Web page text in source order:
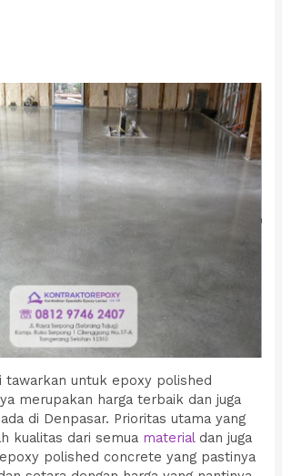
tawarkan untuk epoxy polished
merupakan harga terbaik dan juga
di Denpasar. Prioritas utama yang
kualitas dari semua materialdan juga
polished concrete yang pastinya